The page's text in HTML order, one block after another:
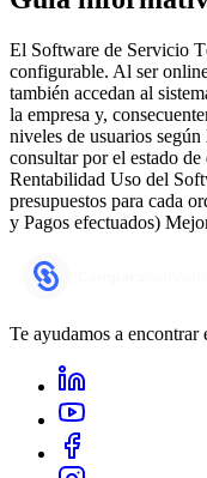
El Software de Servicio
configurable. Al ser
también accedan al
la empresa y,
niveles de usuarios
consultar por el estado
Rentabilidad Uso del
presupuestos para cada
y Pagos efectuados)
Te ayudamos a encontrar